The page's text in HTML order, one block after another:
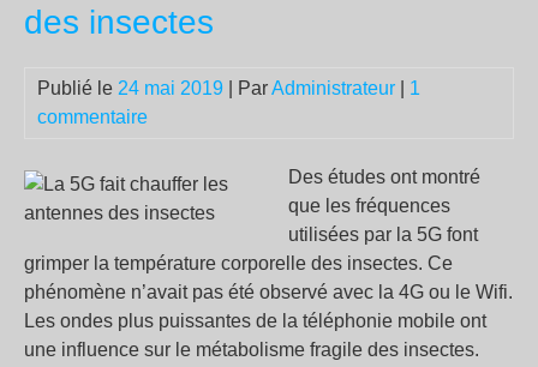
des insectes
Publié le 24 mai 2019 | ParAdministrateur
1
commentaire
Des études ont montré
que les fréquences
utilisées par la 5G font
grimper la température corporelle des insectes. Ce
phénomène n’avait pas été observé avec la 4G ou le Wifi.
Les ondes plus puissantes de la téléphonie mobile ont
une influence sur le métabolisme fragile des insectes.